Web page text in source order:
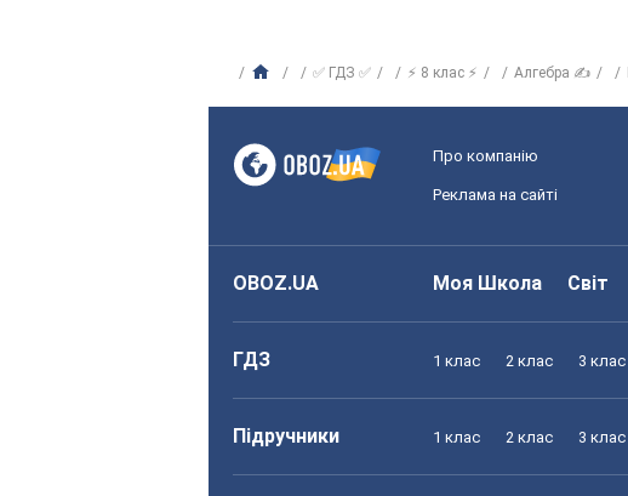
✅ ГДЗ ✅ ⚡ 8 клас ⚡ Алгебра ✍
Про компанію
Реклама на сайті
OBOZ.UA Моя Школа Світ
ГДЗ 1 клас 2 клас 3 клас
Підручники 1 клас 2 клас 3 клас